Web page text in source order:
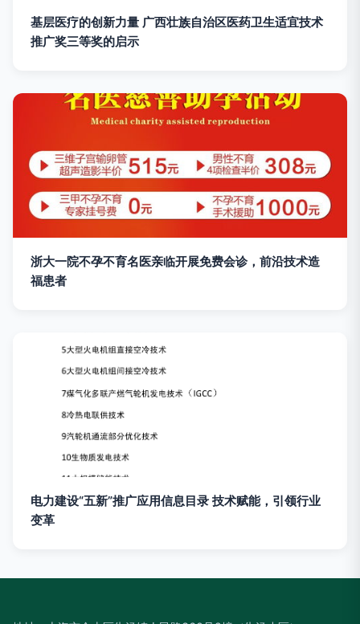
基层医疗的创新力量 广西壮族自治区医药卫生适宜技术
推广奖三等奖的启示
浙大一院不孕不育名医亲临开展免费会诊，前沿技术造
福患者
电力建设“五新”推广应用信息目录 技术赋能，引领行业
变革